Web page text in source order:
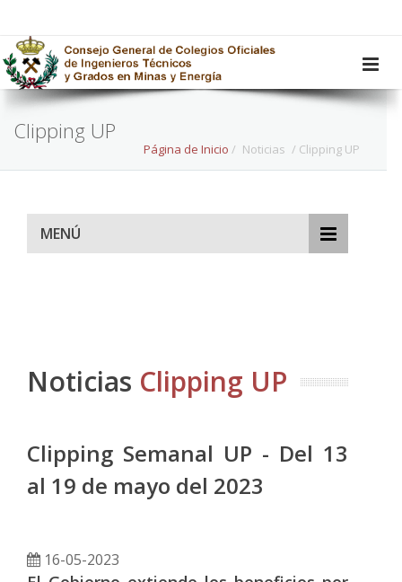
Clipping UP
Página de Inicio / Noticias / Clipping UP
MENÚ
Noticias Clipping UP
Clipping Semanal UP - Del 13
al 19 de mayo del 2023
16-05-2023